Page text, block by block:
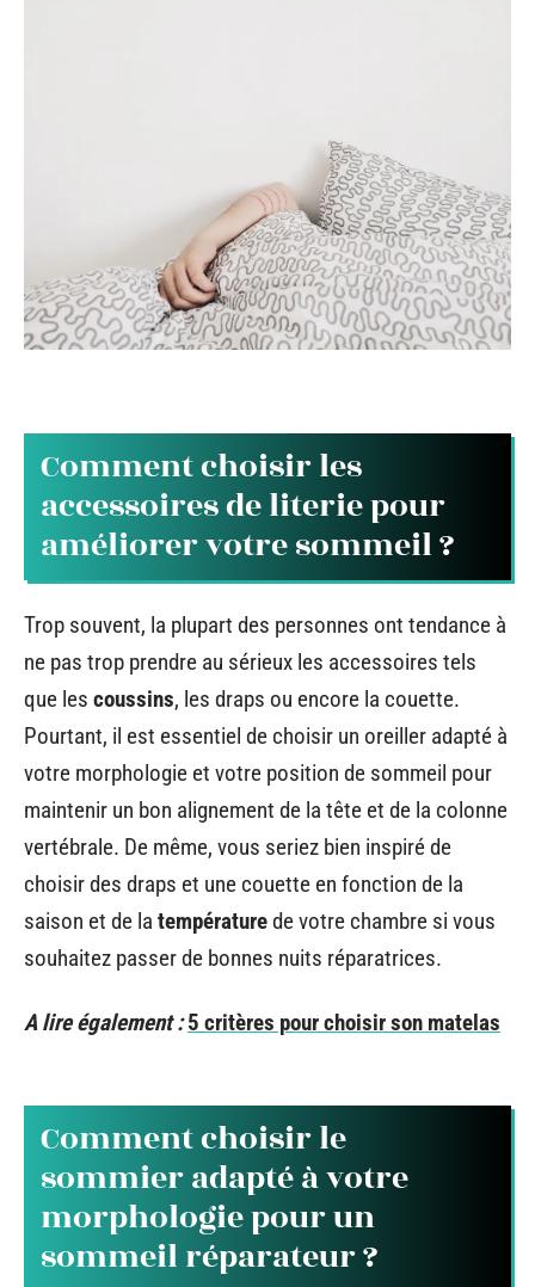
Comment choisir les
accessoires de literie pour
améliorer votre sommeil ?
Trop souvent, la plupart des personnes ont tendance à
ne pas trop prendre au sérieux les accessoires tels
que les coussins, les draps ou encore la couette.
Pourtant, il est essentiel de choisir un oreiller adapté à
votre morphologie et votre position de sommeil pour
maintenir un bon alignement de la tête et de la colonne
vertébrale. De même, vous seriez bien inspiré de
choisir des draps et une couette en fonction de la
saison et de la températurede votre chambre si vous
souhaitez passer de bonnes nuits réparatrices.
A lire également : 5 critères pour choisir son matelas
Comment choisir le
sommier adapté à votre
morphologie pour un
sommeil réparateur ?